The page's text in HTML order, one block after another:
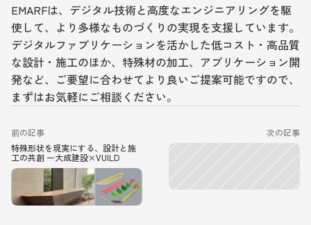
EMARFは、デジタル技術と高度なエンジニアリングを駆
使して、より多様なものづくりの実現を支援しています。
デジタルファブリケーションを活かした低コスト・高品質
な設計・施工のほか、特殊材の加工、アプリケーション開
発など、ご要望に合わせてより良いご提案可能ですので、
まずはお気軽にご相談ください。
前の記事
特殊形状を現実にする、設計と施
工の共創 ー大成建設×VUILD
次の記事